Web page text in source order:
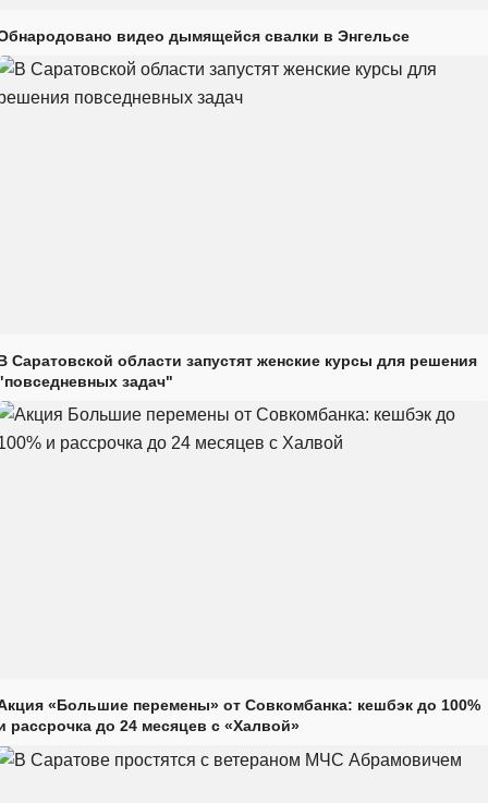
видео дымящейся свалки в Энгельсе
Саратовской области запустят женские курсы для решения
задач"
«Большие перемены» от Совкомбанка: кешбэк до 100%
рассрочка до 24 месяцев с «Халвой»